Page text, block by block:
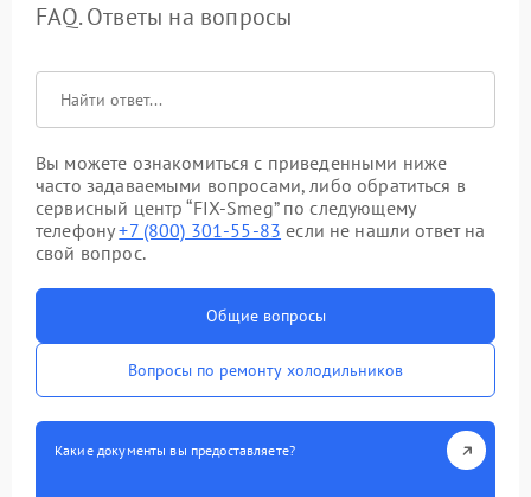
FAQ. Ответы на вопросы
Вы можете ознакомиться с приведенными ниже
часто задаваемыми вопросами, либо обратиться в
сервисный центр “FIX-Smeg” по следующему
телефону+7 (800) 301-55-83 если не нашли ответ на
свой вопрос.
Общие вопросы
Вопросы по ремонту холодильников
Какие документы вы предоставляете?